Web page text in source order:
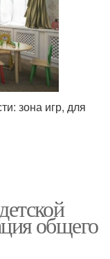
зона игр, для
общего